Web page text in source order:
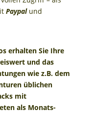
Paypalund
erhalten Sie Ihre
und das
wie z.B. dem
üblichen
mit
als Monats-